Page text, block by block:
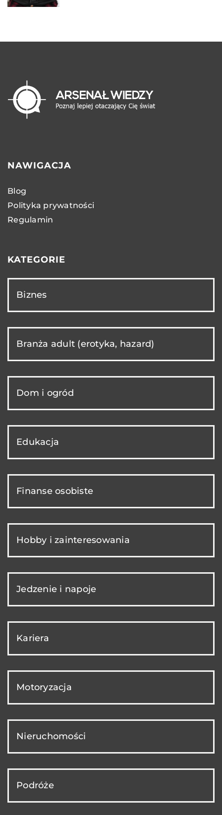
NAWIGACJA
Blog
Polityka prywatności
Regulamin
KATEGORIE
Biznes
Branża adult (erotyka, hazard)
Dom i ogród
Edukacja
Finanse osobiste
Hobby i zainteresowania
Jedzenie i napoje
Kariera
Motoryzacja
Nieruchomości
Podróże